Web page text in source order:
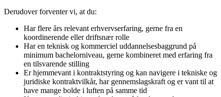
Derudover forventer vi, at du:
Har flere års relevant erhvervserfaring, gerne fra en
koordinerende eller driftsnær rolle
Har en teknisk og kommerciel uddannelsesbaggrund på
minimum bachelorniveau, gerne kombineret med erfaring fra
en tilsvarende stilling
Er hjemmevant i kontraktstyring og kan navigere i tekniske og
juridiske kontraktvilkår, har gennemslagskraft og er vant til at
have mange bolde i luften på samme tid